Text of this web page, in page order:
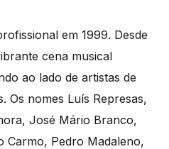
em 1999. Desde
cena musical
ao lado de artistas de
Os nomes Luís Represas,
José Mário Branco,
Carmo, Pedro Madaleno,